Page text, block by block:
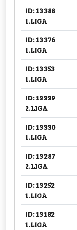
ID: 13388
1.LIGA
ID: 13376
1.LIGA
ID: 13353
1.LIGA
ID: 13339
2.LIGA
ID: 13330
1.LIGA
ID: 13287
2.LIGA
ID: 13252
1.LIGA
ID: 13182
1.LIGA